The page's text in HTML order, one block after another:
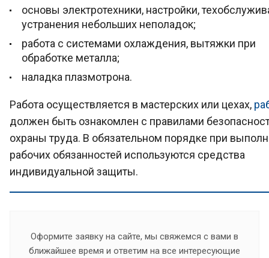
основы электротехники, настройки,
устранения небольших неполадок;
работа с системами охлаждения, вытяжки при
обработке металла;
наладка плазмотрона.
Работа осуществляется в мастерских или цехах,
должен быть ознакомлен с правилами
охраны труда. В обязательном порядке при
рабочих обязанностей используются средства
индивидуальной защиты.
Оформите заявку на сайте, мы свяжемся с вами в
ближайшее время и ответим на все интересующие